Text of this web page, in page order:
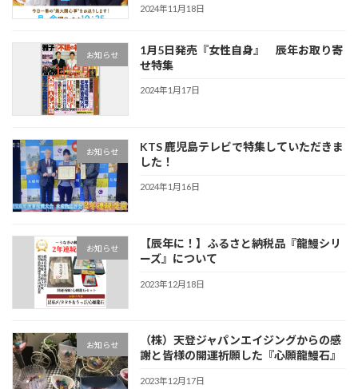
2024年11月18日
お知らせ
1月5日発売『女性自身』 辰年お取り寄
せ特集
2024年1月17日
お知らせ
KTS 鹿児島テレビで特集していただきま
した！
2024年1月16日
お知らせ
【辰年に！】ふるさと納税品『龍鰻シリ
ーズ』について
2023年12月18日
お知らせ
（株）天登ジャパンエイジングからの感
謝と皆様の開運祈願した『心願龍鰻石』
2023年12月17日